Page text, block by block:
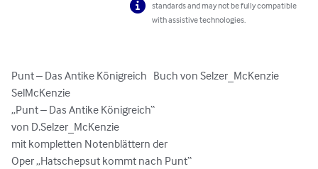
standards and may not be fully compatible
with assistive technologies.
Punt – Das Antike Königreich   Buch von Selzer_McKenzie
SelMcKenzie
„Punt – Das Antike Königreich“
von D.Selzer_McKenzie
mit kompletten Notenblättern der
Oper „Hatschepsut kommt nach Punt“